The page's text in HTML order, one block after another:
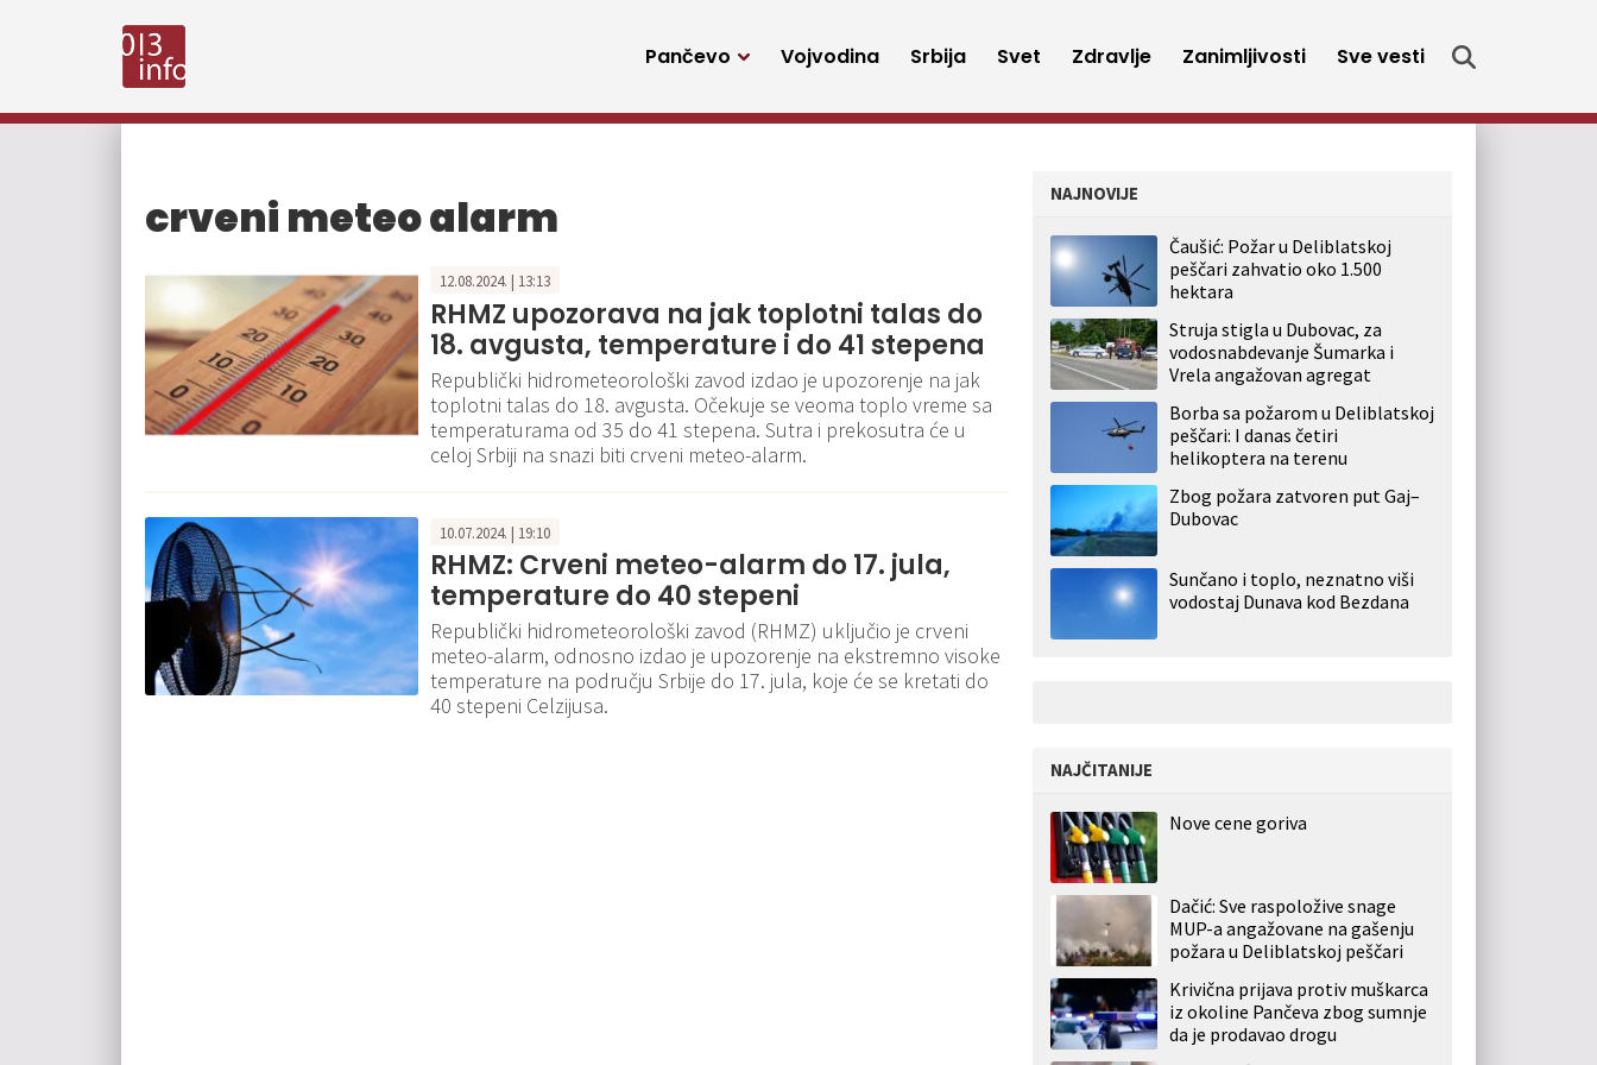
Pančevo Vojvodina Srbija Svet Zdravlje Zanimljivosti Sve vesti
crveni meteo alarm
12.08.2024. | 13:13
RHMZ upozorava na jak toplotni talas do
18. avgusta, temperature i do 41 stepena
Republički hidrometeorološki zavod izdao je upozorenje na jak
toplotni talas do 18. avgusta. Očekuje se veoma toplo vreme sa
temperaturama od 35 do 41 stepena. Sutra i prekosutra će u
celoj Srbiji na snazi biti crveni meteo-alarm.
10.07.2024. | 19:10
RHMZ: Crveni meteo-alarm do 17. jula,
temperature do 40 stepeni
Republički hidrometeorološki zavod (RHMZ) uključio je crveni
meteo-alarm, odnosno izdao je upozorenje na ekstremno visoke
temperature na području Srbije do 17. jula, koje će se kretati do
40 stepeni Celzijusa.
NAJNOVIJE
Čaušić: Požar u Deliblatskoj
peščari zahvatio oko 1.500
hektara
Struja stigla u Dubovac, za
vodosnabdevanje Šumarka i
Vrela angažovan agregat
Borba sa požarom u Deliblatskoj
peščari: I danas četiri
helikoptera na terenu
Zbog požara zatvoren put Gaj–
Dubovac
Sunčano i toplo, neznatno viši
vodostaj Dunava kod Bezdana
NAJČITANIJE
Nove cene goriva
Dačić: Sve raspoložive snage
MUP-a angažovane na gašenju
požara u Deliblatskoj peščari
Krivična prijava protiv muškarca
iz okoline Pančeva zbog sumnje
da je prodavao drogu